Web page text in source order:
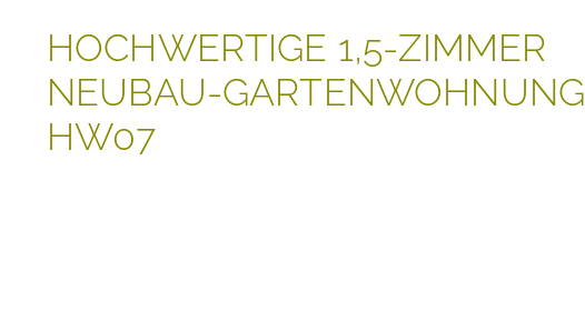
HOCHWERTIGE 1,5-ZIMMER
NEUBAU-GARTENWOHNUNG
HW07